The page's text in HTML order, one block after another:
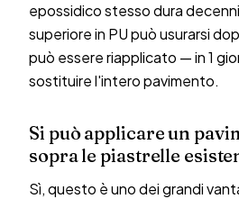
epossidico stesso dura
superiore in PU può usurarsi
può essere riapplicato — in 1
sostituire l'intero pavimento.
Si può applicare un
sopra le piastrelle
Sì, questo è uno dei grandi